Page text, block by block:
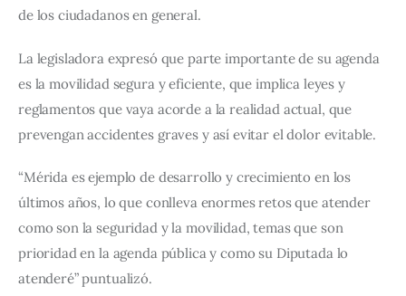
de los ciudadanos en general.
La legisladora expresó que parte importante de su agenda
es la movilidad segura y eficiente, que implica leyes y
reglamentos que vaya acorde a la realidad actual, que
prevengan accidentes graves y así evitar el dolor evitable.
“Mérida es ejemplo de desarrollo y crecimiento en los
últimos años, lo que conlleva enormes retos que atender
como son la seguridad y la movilidad, temas que son
prioridad en la agenda pública y como su Diputada lo
atenderé” puntualizó.